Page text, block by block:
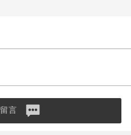
留言